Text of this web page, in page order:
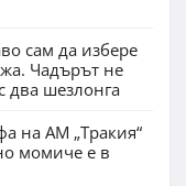
сам да избере
Чадърът не
два шезлонга
на АМ „Тракия“
момиче е в